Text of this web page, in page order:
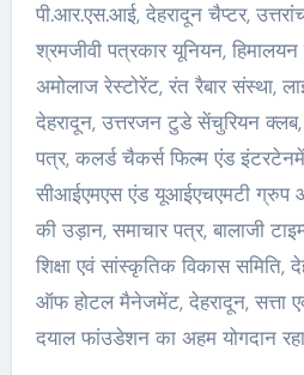
पी.आर.एस.आई, देहरादून चैप्टर,
श्रमजीवी पत्रकार यूनियन,
अमोलाज रेस्टोरेंट, रंत रैबार संस्था,
देहरादून, उत्तरजन टुडे सेंचुरियन क्लब,
पत्र, कलर्ड चैकर्स फिल्म एंड
सीआईएमएस एंड यूआईएचएमटी ग्रुप
की उड़ान, समाचार पत्र, बालाजी
शिक्षा एवं सांस्कृतिक विकास समिति,
ऑफ होटल मैनेजमेंट, देहरादून, सत्ता
दयाल फांउडेशन का अहम योगदान